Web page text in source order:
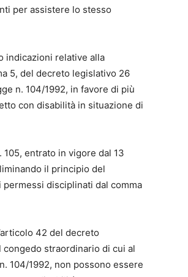
per assistere lo stesso
indicazioni relative alla
5, del decreto legislativo 26
n. 104/1992, in favore di più
con disabilità in situazione di
entrato in vigore dal 13
il principio del
disciplinati dal comma
42 del decreto
congedo straordinario di cui al
104/1992, non possono essere